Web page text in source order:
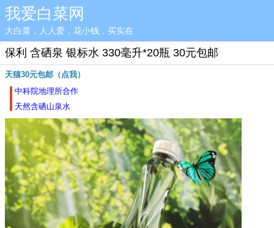
我爱白菜网
大白菜，人人爱，花小钱，买实在
保利 含硒泉 银标水 330毫升*20瓶 30元包邮
天猫30元包邮（点我）
中科院地理所合作
天然含硒山泉水